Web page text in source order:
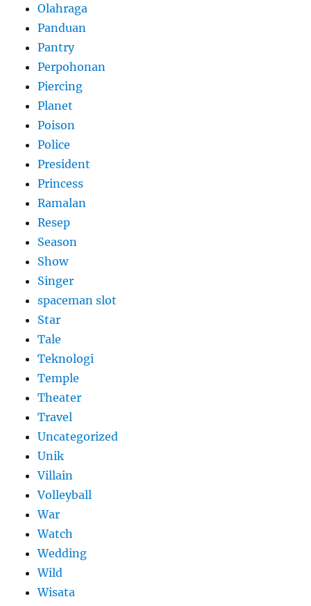
Olahraga
Panduan
Pantry
Perpohonan
Piercing
Planet
Poison
Police
President
Princess
Ramalan
Resep
Season
Show
Singer
spaceman slot
Star
Tale
Teknologi
Temple
Theater
Travel
Uncategorized
Unik
Villain
Volleyball
War
Watch
Wedding
Wild
Wisata